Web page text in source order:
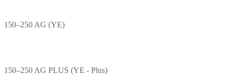
150–250 AG (YE)
150–250 AG PLUS (YE - Plus)